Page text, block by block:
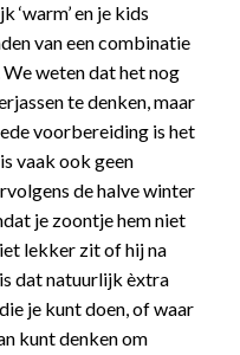
en je kids
van een combinatie
weten dat het nog
te denken, maar
voorbereiding is het
vaak ook geen
de halve winter
je zoontje hem niet
lekker zit of hij na
dat natuurlijk èxtra
je kunt doen, of waar
kunt denken om